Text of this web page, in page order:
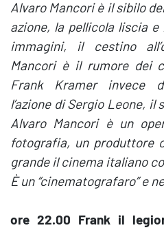
Alvaro Mancori è il sibilo
azione, la pellicola liscia
immagini, il cestino
Mancori è il rumore dei
Frank Kramer invece
l’azione di Sergio Leone, il
Alvaro Mancori è un
fotografia, un produttore
grande il cinema italiano
È un “cinematografaro” e
ore 22.00 Frank il